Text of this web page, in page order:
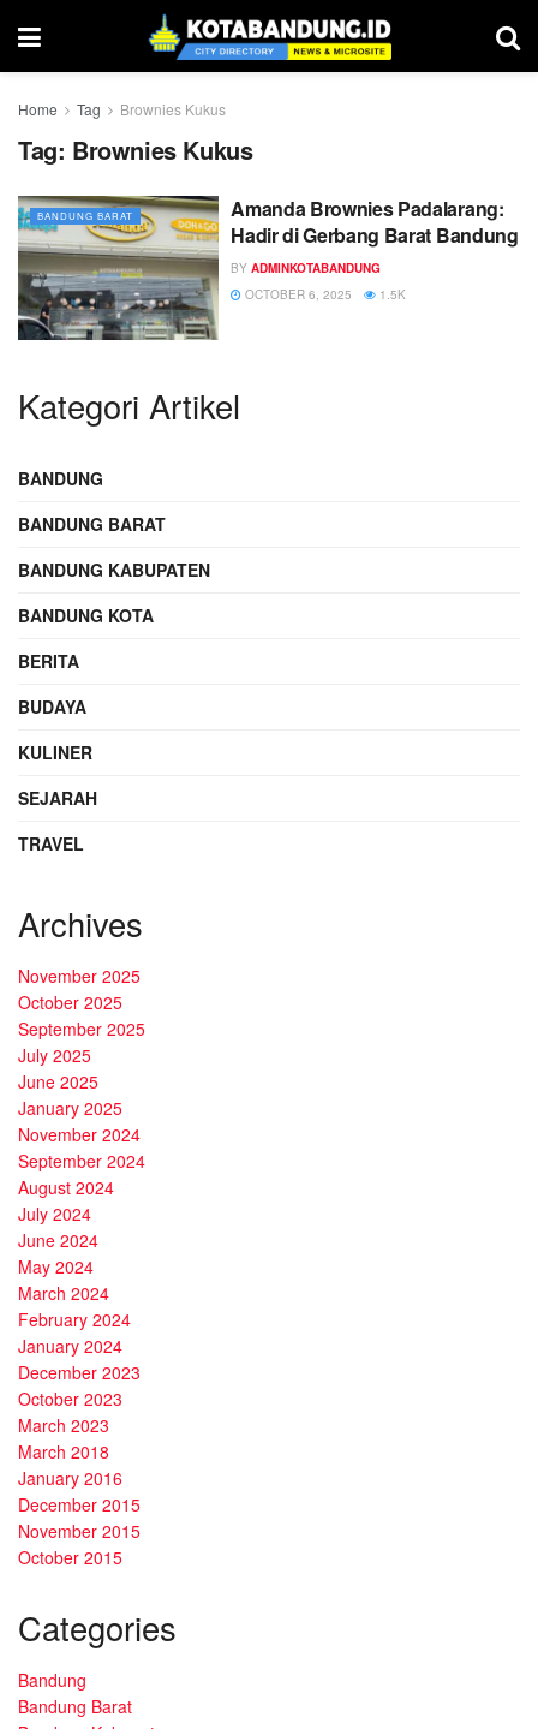
Home Tag Brownies Kukus
Tag: Brownies Kukus
BANDUNG BARAT
Amanda Brownies Padalarang:
Hadir di Gerbang Barat Bandung
BY ADMINKOTABANDUNG
OCTOBER 6, 2025
1.5K
Kategori Artikel
BANDUNG
BANDUNG BARAT
BANDUNG KABUPATEN
BANDUNG KOTA
BERITA
BUDAYA
KULINER
SEJARAH
TRAVEL
Archives
November 2025
October 2025
September 2025
July 2025
June 2025
January 2025
November 2024
September 2024
August 2024
July 2024
June 2024
May 2024
March 2024
February 2024
January 2024
December 2023
October 2023
March 2023
March 2018
January 2016
December 2015
November 2015
October 2015
Categories
Bandung
Bandung Barat